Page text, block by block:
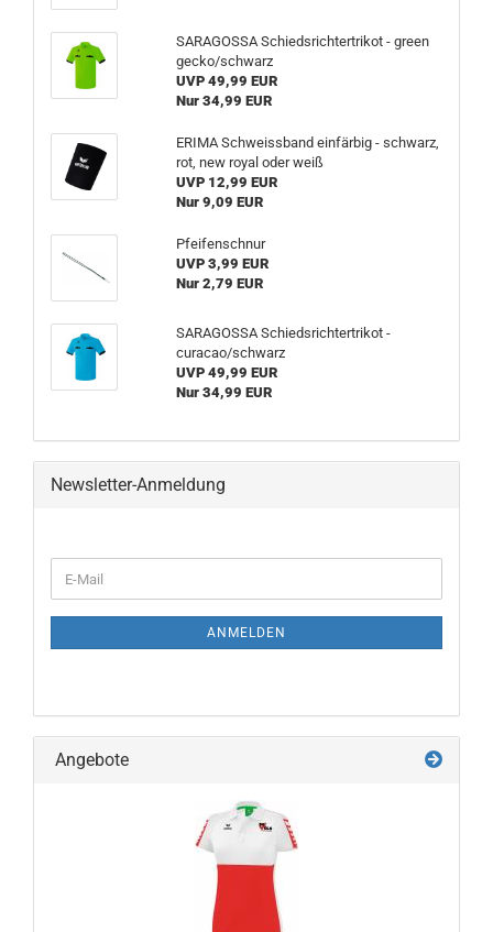
SARAGOSSA Schiedsrichtertrikot - green
gecko/schwarz
UVP 49,99 EUR
Nur 34,99 EUR
ERIMA Schweissband einfärbig - schwarz,
rot, new royal oder weiß
UVP 12,99 EUR
Nur 9,09 EUR
Pfeifenschnur
UVP 3,99 EUR
Nur 2,79 EUR
SARAGOSSA Schiedsrichtertrikot -
curacao/schwarz
UVP 49,99 EUR
Nur 34,99 EUR
Newsletter-Anmeldung
ZUR
E-
Mail
ANMELDEN
Angebote